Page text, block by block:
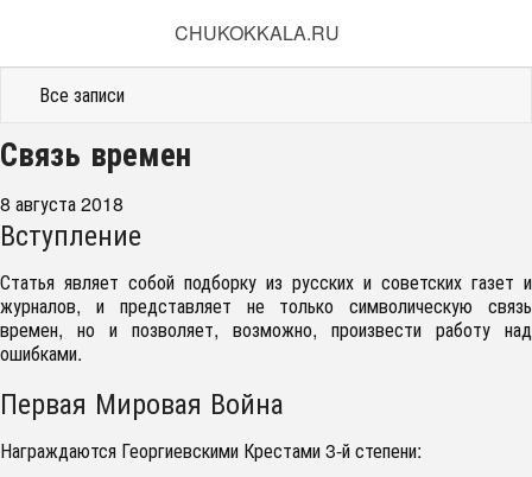
CHUKOKKALA.RU
Все записи
Связь времен
8 августа 2018
Вступление
Статья являет собой подборку из русских и советских газет и
журналов, и представляет не только символическую связь
времен, но и позволяет, возможно, произвести работу над
ошибками.
Первая Мировая Война
Награждаются Георгиевскими Крестами 3-й степени: